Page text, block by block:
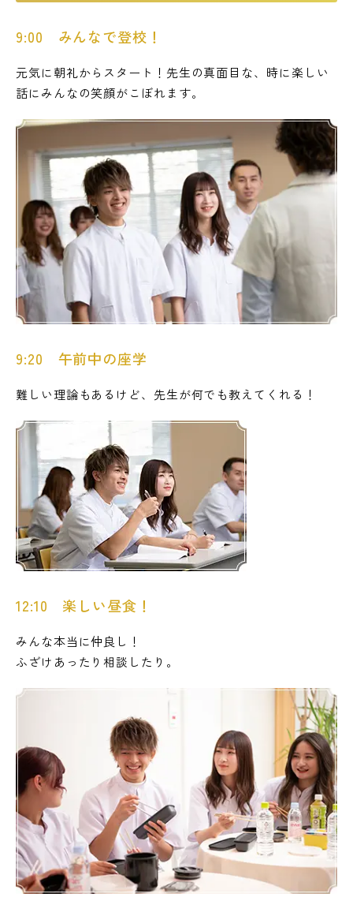
9:00 みんなで登校！
元気に朝礼からスタート！先生の真面目な、時に楽しい
話にみんなの笑顔がこぼれます。
9:20 午前中の座学
難しい理論もあるけど、先生が何でも教えてくれる！
12:10 楽しい昼食！
みんな本当に仲良し！
ふざけあったり相談したり。